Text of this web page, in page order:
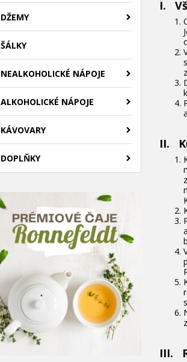
DŽEMY
ŠÁLKY
NEALKOHOLICKÉ NÁPOJE
ALKOHOLICKÉ NÁPOJE
KÁVOVARY
DOPLŇKY
I.
II.
III.